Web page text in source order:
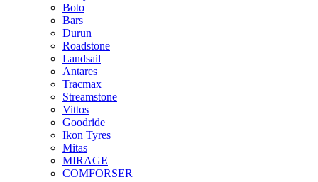
Boto
Bars
Durun
Roadstone
Landsail
Antares
Tracmax
Streamstone
Vittos
Goodride
Ikon Tyres
Mitas
MIRAGE
COMFORSER